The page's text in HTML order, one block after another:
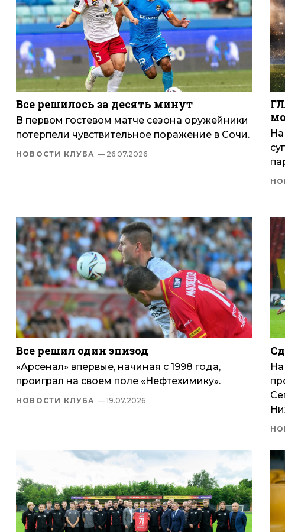
Все решилось за десять минут
В первом гостевом матче сезона оружейники
потерпели чувствительное поражение в Сочи.
НОВОСТИ КЛУБА — 26.07.2026
Все решил один эпизод
«Арсенал» впервые, начиная с 1998 года,
проиграл на своем поле «Нефтехимику».
НОВОСТИ КЛУБА — 19.07.2026